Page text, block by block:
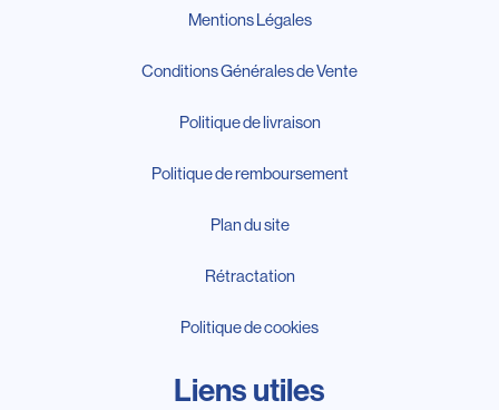
Mentions Légales
Conditions Générales de Vente
Politique de livraison
Politique de remboursement
Plan du site
Rétractation
Politique de cookies
Liens utiles